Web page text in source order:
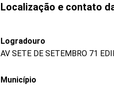
Localização e contato
Logradouro
AV SETE DE SETEMBRO 71
Município